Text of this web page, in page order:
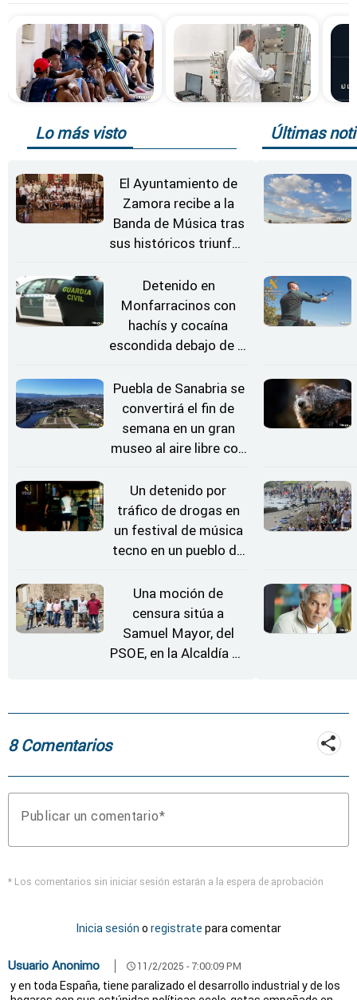
Lo más visto
El Ayuntamiento de
Zamora recibe a la
Banda de Música tras
sus históricos triunfos
Detenido en
Monfarracinos con
hachís y cocaína
escondida debajo de la
coche
Puebla de Sanabria se
convertirá el fin de
semana en un gran
museo al aire libre con
Un detenido por
tráfico de drogas en
un festival de música
tecno en un pueblo de
Una moción de
censura sitúa a
Samuel Mayor, del
PSOE, en la Alcaldía de
Últimas
8 Comentarios
Publicar un comentario
* Los comentarios sin iniciar sesión estarán a la espera de aprobación
Inicia sesión o registrate para comentar
Usuario Anonimo schedule 11/2/2025 - 7:00:09 PM
y en toda España, tiene paralizado el desarrollo industrial y de los